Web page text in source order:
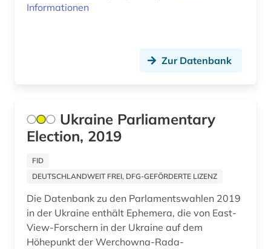
agende (1)
agrarforschung (1)
agrarprodukt (1)
agrarsoziologie (1)
agrarwirtschaft (1)
Ostasien (46)
Osteuropa (41)
Polen (21)
Portugal (15)
Informationen
Zur Datenbank
Ukraine Parliamentary
Election, 2019
FID
DEUTSCHLANDWEIT FREI, DFG-GEFÖRDERTE LIZENZ
Die Datenbank zu den Parlamentswahlen 2019
in der Ukraine enthält Ephemera, die von East-
View-Forschern in der Ukraine auf dem
Höhepunkt der Werchowna-Rada-